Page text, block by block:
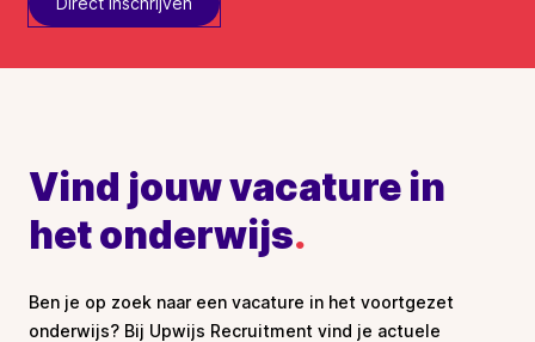
Vind jouw vacature in
het onderwijs.
Ben je op zoek naar een vacature in het voortgezet
onderwijs? Bij Upwijs Recruitment vind je actuele